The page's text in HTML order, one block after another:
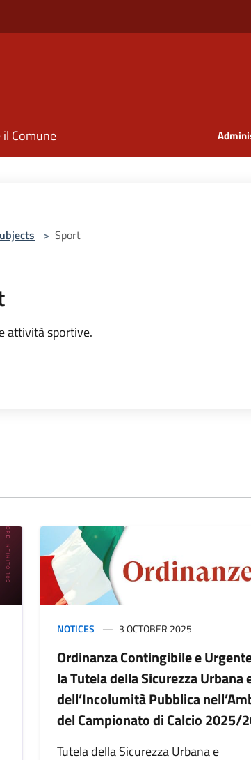
il Comune
> Sport
attività sportive.
NOTICES 3 OCTOBER 2025
Ordinanza Contingibile e
la Tutela della Sicurezza Urbana
dell’Incolumità Pubblica
del Campionato di Calcio 2025/
Tutela della Sicurezza Urbana e